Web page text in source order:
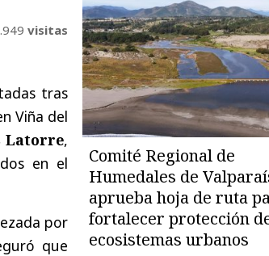
visitas
tras
Viña del
Latorre,
en el
por
que
Comité Regional de
Humedales de
aprueba hoja de ruta
fortalecer protección
ecosistemas urbanos